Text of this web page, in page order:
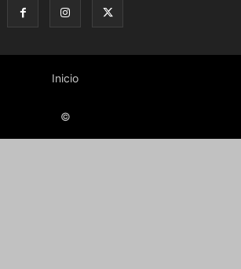
Inicio
©